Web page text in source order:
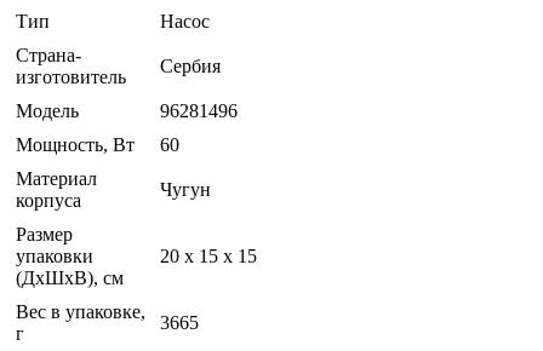
Тип
Насос
Страна-
изготовитель
Сербия
Модель
96281496
Мощность, Вт
60
Материал
корпуса
Чугун
Размер
упаковки
(ДхШхВ), см
20 x 15 x 15
Вес в упаковке,
г
3665